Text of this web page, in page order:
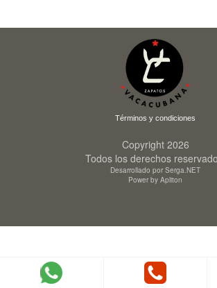
Términos y condiciones
Copyright 2026
Todos los derechos
Desarrollado por Serga.NET
Power by Apliton